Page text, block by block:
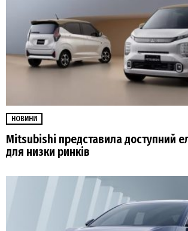
НОВИНИ
Mitsubishi представила доступний
для низки ринків